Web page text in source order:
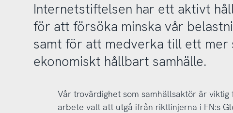
Internetstiftelsen har ett aktivt
för att försöka minska vår
samt för att medverka till ett mer
ekonomiskt hållbart samhälle.
Vår trovärdighet som samhällsaktör är
arbete valt att utgå ifrån riktlinjerna i FN:s